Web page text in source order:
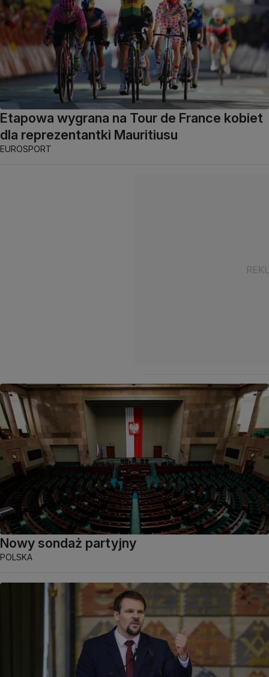
Etapowa wygrana na Tour de France kobiet
dla reprezentantki Mauritiusu
EUROSPORT
Nowy sondaż partyjny
POLSKA